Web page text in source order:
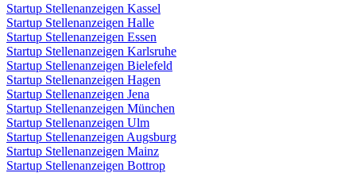
Startup Stellenanzeigen Kassel
Startup Stellenanzeigen Halle
Startup Stellenanzeigen Essen
Startup Stellenanzeigen Karlsruhe
Startup Stellenanzeigen Bielefeld
Startup Stellenanzeigen Hagen
Startup Stellenanzeigen Jena
Startup Stellenanzeigen München
Startup Stellenanzeigen Ulm
Startup Stellenanzeigen Augsburg
Startup Stellenanzeigen Mainz
Startup Stellenanzeigen Bottrop